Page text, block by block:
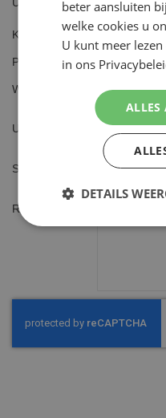
Kwaliteit
1
star
2
stars
3
stars
4
stars
5
stars
Prijs
star
stars
stars
stars
stars
Waarde
star
stars
stars
stars
stars
Uw naam
Samenvatting
Review
beter aansluiten
welke cookies u
U kunt meer
in ons
ALLES
DETAILS